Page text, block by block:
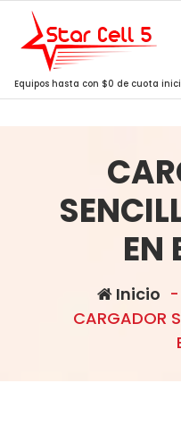
Saltar
contenido
Equipos hasta con $0 de cuota
EN
Inicio -
CARGADOR